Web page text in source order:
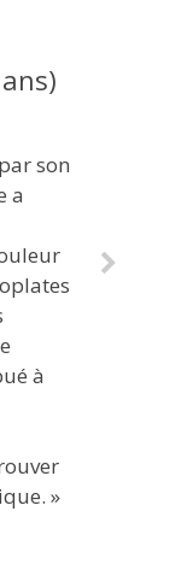
son
a
à
»